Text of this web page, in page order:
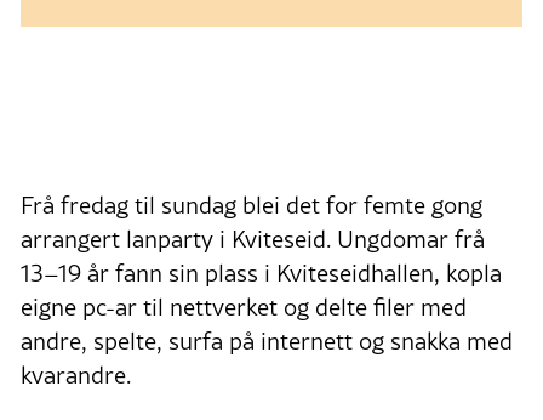
Frå fredag til sundag blei det for femte gong
arrangert lanparty i Kviteseid. Ungdomar frå
13–19 år fann sin plass i Kviteseidhallen, kopla
eigne pc-ar til nettverket og delte filer med
andre, spelte, surfa på internett og snakka med
kvarandre.